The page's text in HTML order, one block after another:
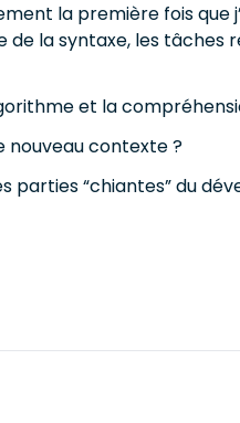
la première fois que
la syntaxe, les
et la
nouveau contexte ?
“chiantes” du